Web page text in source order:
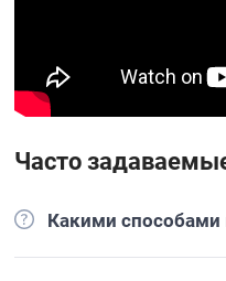
Часто
Какими способами